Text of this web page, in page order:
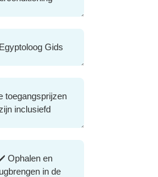
Gids
toegangsprijzen
inclusiefd
Ophalen en
in de